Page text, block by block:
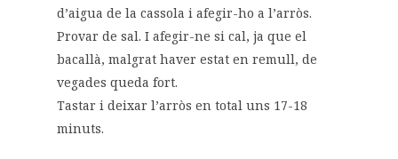
d’aigua de la cassola i afegir-ho a l’arròs.
Provar de sal. I afegir-ne si cal, ja que el
bacallà, malgrat haver estat en remull, de
vegades queda fort.
Tastar i deixar l’arròs en total uns 17-18
minuts.